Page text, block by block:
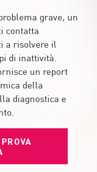
grave, un
contatta
a risolvere il
di inattività.
un report
della
diagnostica e